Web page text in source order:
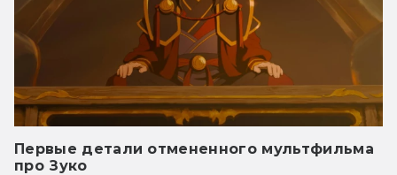
Первые детали отмененного мультфильма
про Зуко